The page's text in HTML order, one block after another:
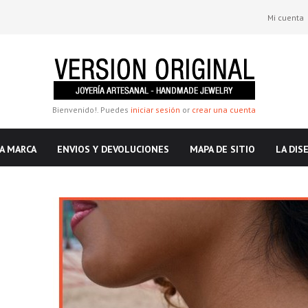
Mi cuenta
Bienvenido!. Puedes iniciar sesión or crear una cuenta
MARCA ENVIOS Y DEVOLUCIONES MAPA DE SITIO LA